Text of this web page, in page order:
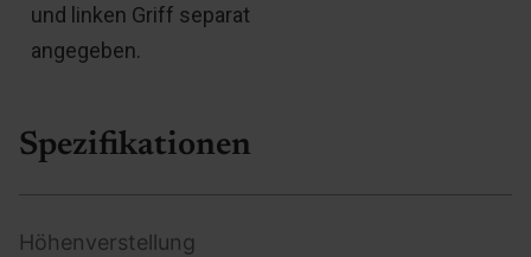
und linken Griff separat
angegeben.
Spezifikationen
Höhenverstellung